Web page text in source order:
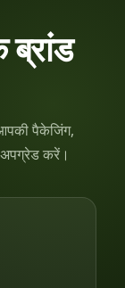
पैकेजिंग,
अपग्रेड करें।